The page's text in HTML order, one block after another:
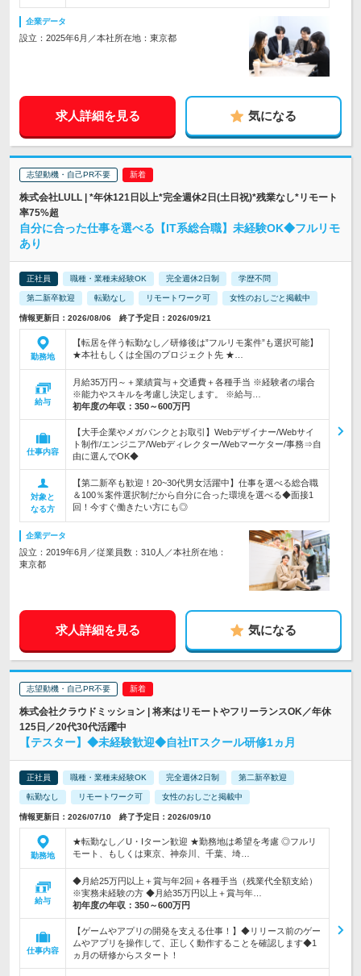
企業データ
設立：2025年6月／本社所在地：東京都
求人詳細を見る 気になる
志望動機・自己PR不要
株式会社LULL | *年休121日以上*完全週休2日(土日祝)*残業なし*リモート
率75%超
自分に合った仕事を選べる【IT系総合職】未経験OK◆フルリモ
あり
正社員 職種・業種未経験OK 完全週休2日制 学歴不問
第二新卒歓迎 転勤なし リモートワーク可 女性のおしごと掲載中
情報更新日：2026/08/06 終了予定日：2026/09/21
勤務地
【転居を伴う転勤なし／研修後は”フルリモ案件”も選択可能】
★本社もしくは全国のプロジェクト先 ★…
給与
月給35万円～＋業績賞与＋交通費＋各種手当 ※経験者の場合
※能力やスキルを考慮し決定します。 ※給与…
初年度の年収： 350～600万円
仕事内容
【大手企業やメガバンクとお取引】Webデザイナー/Webサイ
ト制作/エンジニア/Webディレクター/Webマーケター/事務⇒自
由に選んでOK◆
対象と
なる方
【第二新卒も歓迎！20~30代男女活躍中】仕事を選べる総合職
＆100％案件選択制だから自分に合った環境を選べる◆面接1
回！今すぐ働きたい方にも◎
企業データ
設立：2019年6月／従業員数：310人／本社所在地：
東京都
求人詳細を見る 気になる
志望動機・自己PR不要
株式会社クラウドミッション | 将来はリモートやフリーランスOK／年休
125日／20代30代活躍中
【テスター】◆未経験歓迎◆自社ITスクール研修1ヵ月
正社員 職種・業種未経験OK 完全週休2日制 第二新卒歓迎
転勤なし リモートワーク可 女性のおしごと掲載中
情報更新日：2026/07/10 終了予定日：2026/09/10
勤務地
★転勤なし／U・Iターン歓迎 ★勤務地は希望を考慮 ◎フルリ
モート、もしくは東京、神奈川、千葉、埼…
給与
◆月給25万円以上＋賞与年2回＋各種手当（残業代全額支給）
※実務未経験の方 ◆月給35万円以上＋賞与年…
初年度の年収： 350～600万円
仕事内容
【ゲームやアプリの開発を支える仕事！】◆リリース前のゲー
ムやアプリを操作して、正しく動作することを確認します◆1
ヵ月の研修からスタート！